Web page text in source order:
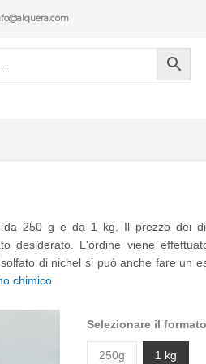
250 g e da 1 kg. Il prezzo dei
desiderato. L'ordine viene
di nichel si può anche fare un
chimico
Selezionare il formato
250g 1 kg